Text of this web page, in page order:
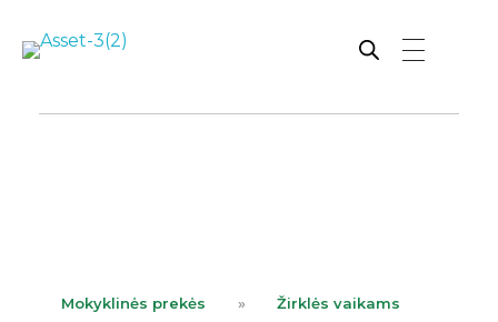
Mokyklinės prekės » Žirklės vaikams